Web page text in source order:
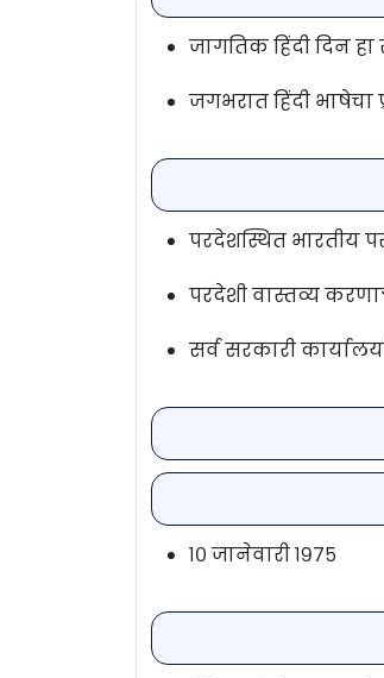
जागतिक हिंदी दिन हा
जगभरात हिंदी भाषेचा
परदेशस्थित भारतीय
परदेशी वास्तव्य
सर्व सरकारी
१० जानेवारी १९७५